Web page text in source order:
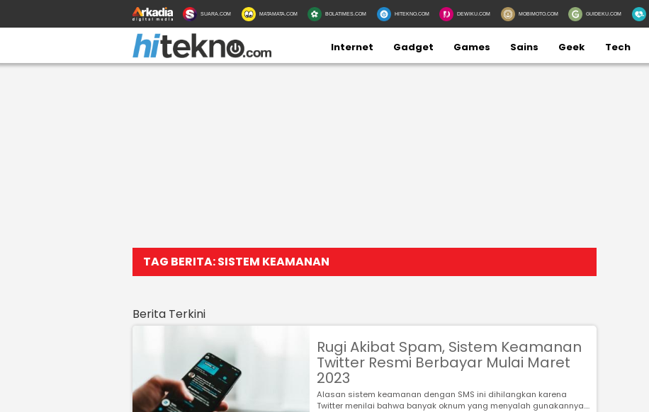
SUARA.COM MATAMATA.COM BOLATIMES.COM HITEKNO.COM DEWIKU.COM MOBIMOTO.COM GUIDEKU.COM
Internet Gadget Games Sains Geek Tech
TAG BERITA: SISTEM KEAMANAN
Berita Terkini
Rugi Akibat Spam, Sistem Keamanan
Twitter Resmi Berbayar Mulai Maret
2023
Alasan sistem keamanan dengan SMS ini dihilangkan karena
Twitter menilai bahwa banyak oknum yang menyalah gunakannya....